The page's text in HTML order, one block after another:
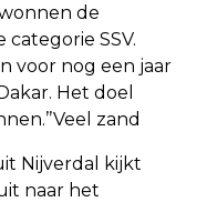
de
SSV.
voor nog een jaar
Het doel
zand
Nijverdal kijkt
naar het